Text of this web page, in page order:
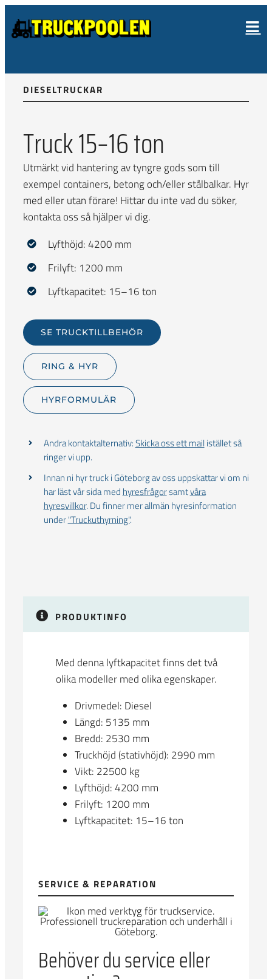
till
DIESELTRUCKAR
Truck 15–16 ton
Utmärkt vid hantering av tyngre gods som till
exempel containers, betong och/eller stålbalkar. Hyr
med eller utan förare! Hittar du inte vad du söker,
kontakta oss så hjälper vi dig.
Lyfthöjd: 4200 mm
Frilyft: 1200 mm
Lyftkapacitet: 15–16 ton
SE TRUCKTILLBEHÖR
RING & HYR
HYRFORMULÄR
Andra kontaktalternativ:Skicka oss ett mail istället så
ringer vi upp.
Innan ni hyr truck i Göteborg av oss uppskattar vi om ni
har läst vår sida med hyresfrågorsamtvåra
hyresvillkor. Du finner mer allmän hyresinformation
under"Truckuthyrning".
PRODUKTINFO
Med denna lyftkapacitet finns det två
olika modeller med olika egenskaper.
Drivmedel: Diesel
Längd: 5135 mm
Bredd: 2530 mm
Truckhöjd (stativhöjd): 2990 mm
Vikt: 22500 kg
Lyfthöjd: 4200 mm
Frilyft: 1200 mm
Lyftkapacitet: 15–16 ton
SERVICE & REPARATION
Behöver du service eller